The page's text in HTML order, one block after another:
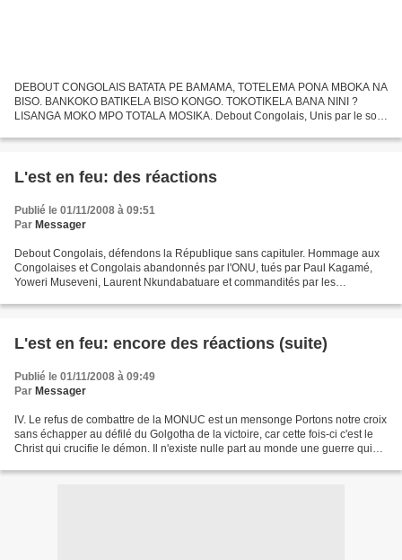
DEBOUT CONGOLAIS BATATA PE BAMAMA, TOTELEMA PONA MBOKA NA
BISO. BANKOKO BATIKELA BISO KONGO. TOKOTIKELA BANA NINI ?
LISANGA MOKO MPO TOTALA MOSIKA. Debout Congolais, Unis par le sort
L'est en feu: des réactions
Publié le 01/11/2008 à 09:51
Par Messager
Debout Congolais, défendons la République sans capituler. Hommage aux
Congolaises et Congolais abandonnés par l'ONU, tués par Paul Kagamé,
Yoweri Museveni, Laurent Nkundabatuare et commandités par les
L'est en feu: encore des réactions (suite)
Publié le 01/11/2008 à 09:49
Par Messager
IV. Le refus de combattre de la MONUC est un mensonge Portons notre croix
sans échapper au défilé du Golgotha de la victoire, car cette fois-ci c'est le
Christ qui crucifie le démon. Il n'existe nulle part au monde une guerre qui